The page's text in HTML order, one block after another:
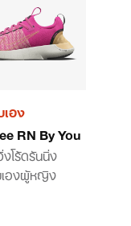
อง
RN By You
โร้ดรันนิ่ง
องผู้หญิง